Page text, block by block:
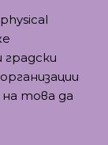
това да